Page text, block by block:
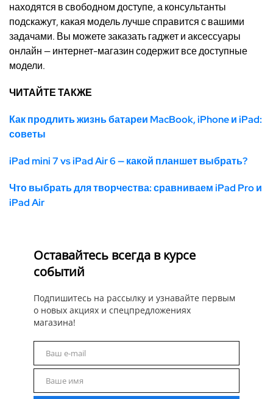
находятся в свободном доступе, а консультанты
подскажут, какая модель лучше справится с вашими
задачами. Вы можете заказать гаджет и аксессуары
онлайн — интернет-магазин содержит все доступные
модели.
ЧИТАЙТЕ ТАКЖЕ
Как продлить жизнь батареи MacBook, iPhone и iPad:
советы
iPad mini 7 vs iPad Air 6 — какой планшет выбрать?
Что выбрать для творчества: сравниваем iPad Pro и
iPad Air
Оставайтесь всегда в курсе
событий
Подпишитесь на рассылку и узнавайте первым
о новых акциях и спецпредложениях
магазина!
Ваш e-mail
Ваше имя